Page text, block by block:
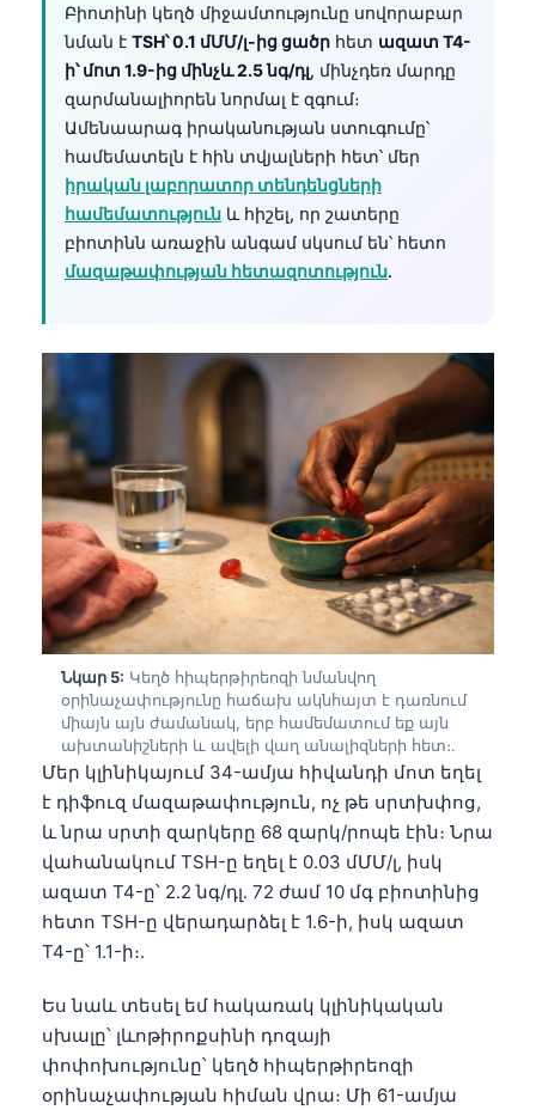
Բիոտինի կեղծ միջամտությունը սովորաբար
նման է TSH՝ 0.1 մՄՄ/լ-ից ցածր հետ ազատ T4-
ի՝ մոտ 1.9-ից մինչև 2.5 նգ/դլ, մինչդեռ մարդը
զարմանալիորեն նորմալ է զգում։
Ամենաարագ իրականության ստուգումը՝
համեմատելն է հին տվյալների հետ՝ մեր
իրական լաբորատոր տենդենցների
համեմատություն և հիշել, որ շատերը
բիոտինն առաջին անգամ սկսում են՝ հետո
մազաթափության հետազոտություն.
Նկար 5: Կեղծ հիպերթիրեոզի նմանվող
օրինաչափությունը հաճախ ակնհայտ է դառնում
միայն այն ժամանակ, երբ համեմատում եք այն
ախտանիշների և ավելի վաղ անալիզների հետ։.
Մեր կլինիկայում 34-ամյա հիվանդի մոտ եղել
է դիֆուզ մազաթափություն, ոչ թե սրտխփոց,
և նրա սրտի զարկերը 68 զարկ/րոպե էին։ Նրա
վահանակում TSH-ը եղել է 0.03 մՄՄ/լ, իսկ
ազատ T4-ը՝ 2.2 նգ/դլ․ 72 ժամ 10 մգ բիոտինից
հետո TSH-ը վերադարձել է 1.6-ի, իսկ ազատ
T4-ը՝ 1.1-ի։.
Ես նաև տեսել եմ հակառակ կլինիկական
սխալը՝ լևոթիրոքսինի դոզայի
փոփոխությունը՝ կեղծ հիպերթիրեոզի
օրինաչափության հիման վրա։ Մի 61-ամյա
日本語
Čeština
ქართული
Lietuvių kalba
Polski
한국어
Slovenščina
Magyar
Shqip
বাংলা
اردو
मराठी
తెలుగు
தமிழ்
ગુજરાતી
ಕನ್ನಡ
Bahasa Melayu
ဗမာစာ
ភាសាខ្មែរ
Kiswahili
አማርኛ
Українська
O‘zbekcha